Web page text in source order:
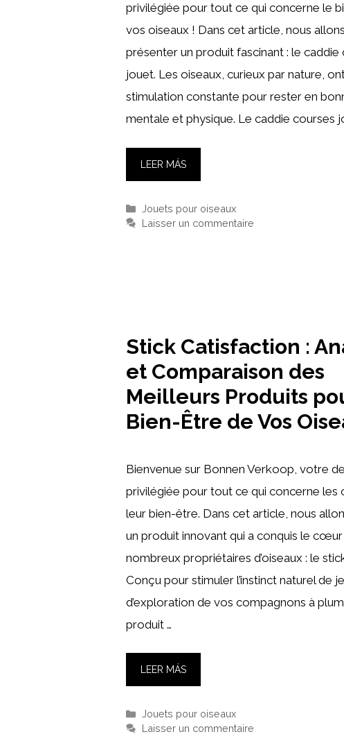
privilégiée pour tout ce qui concerne le
vos oiseaux ! Dans cet article, nous
présenter un produit fascinant : le caddie
jouet. Les oiseaux, curieux par nature,
stimulation constante pour rester en
mentale et physique. Le caddie courses
LEER MÁS
Catégories
Jouets pour oiseaux
Laisser un commentaire
Stick Catisfaction :
et Comparaison des
Meilleurs Produits
Bien-Être de Vos
Bienvenue sur Bonnen Verkoop, votre
privilégiée pour tout ce qui concerne les
leur bien-être. Dans cet article, nous
un produit innovant qui a conquis le
nombreux propriétaires d’oiseaux : le
Conçu pour stimuler l’instinct naturel de
d’exploration de vos compagnons à
produit …
LEER MÁS
Catégories
Jouets pour oiseaux
Laisser un commentaire